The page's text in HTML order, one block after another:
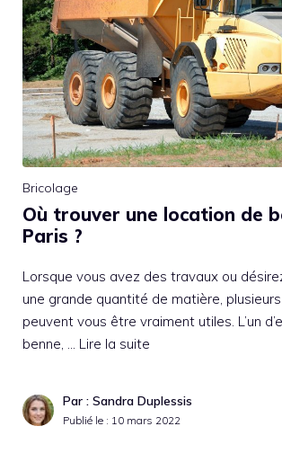
Bricolage
Où trouver une location de
Paris ?
Lorsque vous avez des travaux ou
une grande quantité de matière,
peuvent vous être vraiment utiles. L’un
benne, … Lire la suite
Par : Sandra Duplessis
Publié le : 10 mars 2022